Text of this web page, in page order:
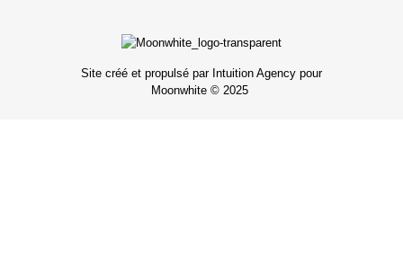
Site créé et propulsé par Intuition Agency pour
Moonwhite © 2025